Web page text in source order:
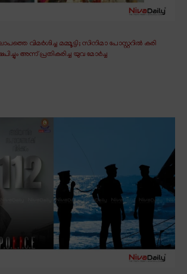
വിമർശിച്ച മമ്മൂട്ടി; സിനിമാ പോസ്റ്ററിൽ കരി
അന്ന് പ്രതികരിച്ച യുവ മോർച്ച